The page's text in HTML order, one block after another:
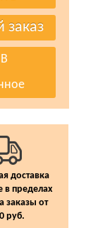
В
доставка
в пределах
заказы от
руб.